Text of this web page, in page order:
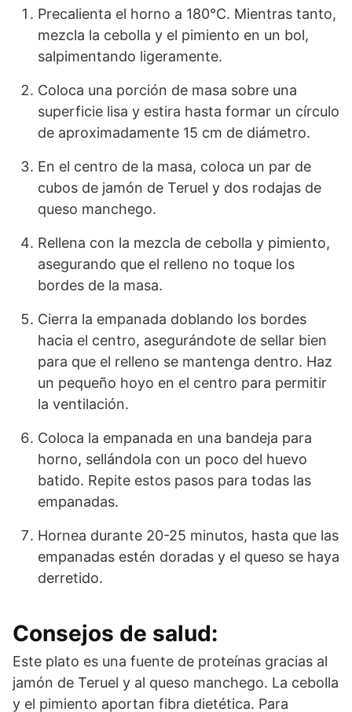
Precalienta el horno a 180°C. Mientras tanto,
mezcla la cebolla y el pimiento en un bol,
salpimentando ligeramente.
Coloca una porción de masa sobre una
superficie lisa y estira hasta formar un círculo
de aproximadamente 15 cm de diámetro.
En el centro de la masa, coloca un par de
cubos de jamón de Teruel y dos rodajas de
queso manchego.
Rellena con la mezcla de cebolla y pimiento,
asegurando que el relleno no toque los
bordes de la masa.
Cierra la empanada doblando los bordes
hacia el centro, asegurándote de sellar bien
para que el relleno se mantenga dentro. Haz
un pequeño hoyo en el centro para permitir
la ventilación.
Coloca la empanada en una bandeja para
horno, sellándola con un poco del huevo
batido. Repite estos pasos para todas las
empanadas.
Hornea durante 20-25 minutos, hasta que las
empanadas estén doradas y el queso se haya
derretido.
Consejos de salud:
Este plato es una fuente de proteínas gracias al
jamón de Teruel y al queso manchego. La cebolla
y el pimiento aportan fibra dietética. Para